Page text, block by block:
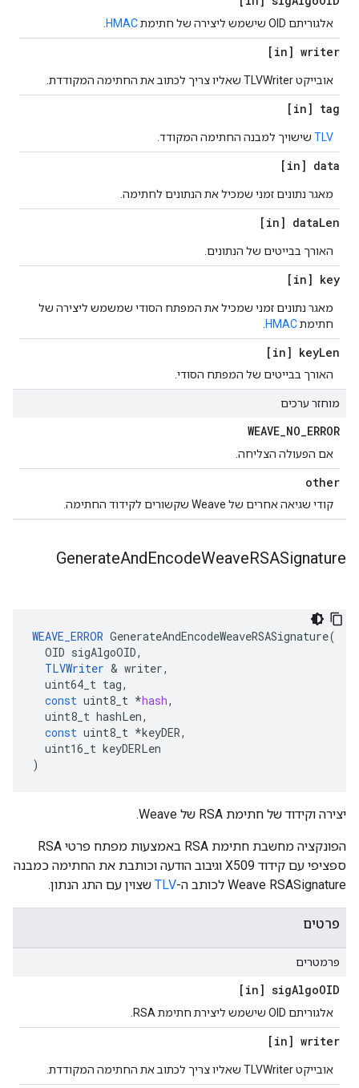
אלגוריתם OID שישמש ליצירה של חתימת HMAC
[in] writer
אובייקט TLVWriter שאליו צריך לכתוב את החתימה המקודדת.
[in] tag
TLV שישויך למבנה החתימה המקודד.
[in] data
מאגר נתונים זמני שמכיל את הנתונים לחתימה.
[in] dataLen
האורך בבייטים של הנתונים.
[in] key
מאגר נתונים זמני שמכיל את המפתח הסודי שמשמש ליצירה של
חתימתHMAC
[in] keyLen
האורך בבייטים של המפתח הסודי.
מוחזר ערכים
WEAVE_NO_ERROR
אם הפעולה הצליחה.
other
קודי שגיאה אחרים של Weave שקשורים לקידוד החתימה.
GenerateAndEncodeWeaveRSASignature
WEAVE_ERROR GenerateAndEncodeWeaveRSASignature(
OID sigAlgoOID,
TLVWriter & writer,
uint64_t tag,
const uint8_t *hash,
uint8_t hashLen,
const uint8_t *keyDER,
uint16_t keyDERLen
)
יצירה וקידוד של חתימת RSA של Weave.
הפונקציה מחשבת חתימת RSA באמצעות מפתח פרטי RSA
ספציפי עם קידוד X509 וגיבוב הודעה וכותבת את החתימה כמבנה
Weave RSASignature לכותב ה-
TLV שצוין עם התג הנתון.
פרטים
פרמטרים
[in] sigAlgoOID
אלגוריתם OID שישמש ליצירת חתימת RSA.
[in] writer
אובייקט TLVWriter שאליו צריך לכתוב את החתימה המקודדת.